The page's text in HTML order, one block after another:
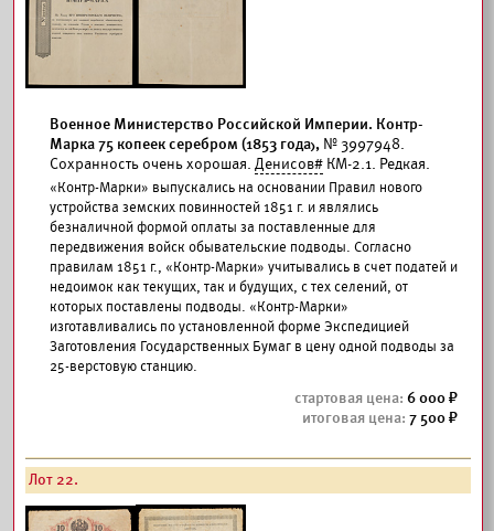
Военное Министерство Российской Империи. Контр-
Марка 75 копеек серебром (1853 года), № 3997948.
Сохранность очень хорошая. Денисов# КМ-2.1. Редкая.
«Контр-Марки» выпускались на основании Правил нового
устройства земских повинностей 1851 г. и являлись
безналичной формой оплаты за поставленные для
передвижения войск обывательские подводы. Согласно
правилам 1851 г., «Контр-Марки» учитывались в счет податей и
недоимок как текущих, так и будущих, с тех селений, от
которых поставлены подводы. «Контр-Марки»
изготавливались по установленной форме Экспедицией
Заготовления Государственных Бумаг в цену одной подводы за
25-верстовую станцию.
6 000
7 500
Лот 22.